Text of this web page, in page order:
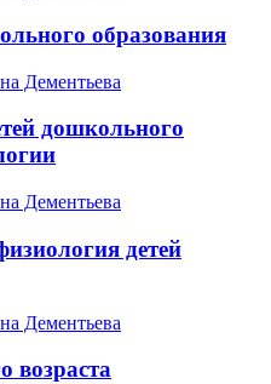
образования
Дементьева
дошкольного
Дементьева
детей
Дементьева
возраста